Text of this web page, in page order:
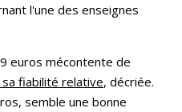
l'une des enseignes
euros mécontente de
fiabilité relative, décriée.
semble une bonne